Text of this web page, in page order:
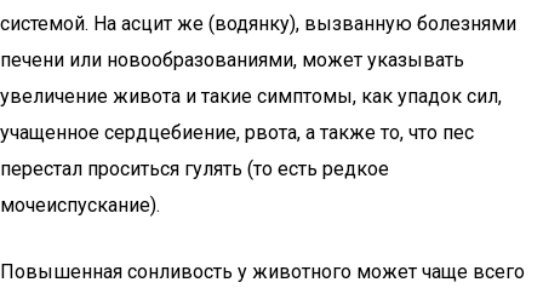
системой. На асцит же (водянку), вызванную болезнями
печени или новообразованиями, может указывать
увеличение живота и такие симптомы, как упадок сил,
учащенное сердцебиение, рвота, а также то, что пес
перестал проситься гулять (то есть редкое
мочеиспускание).
Повышенная сонливость у животного может чаще всего